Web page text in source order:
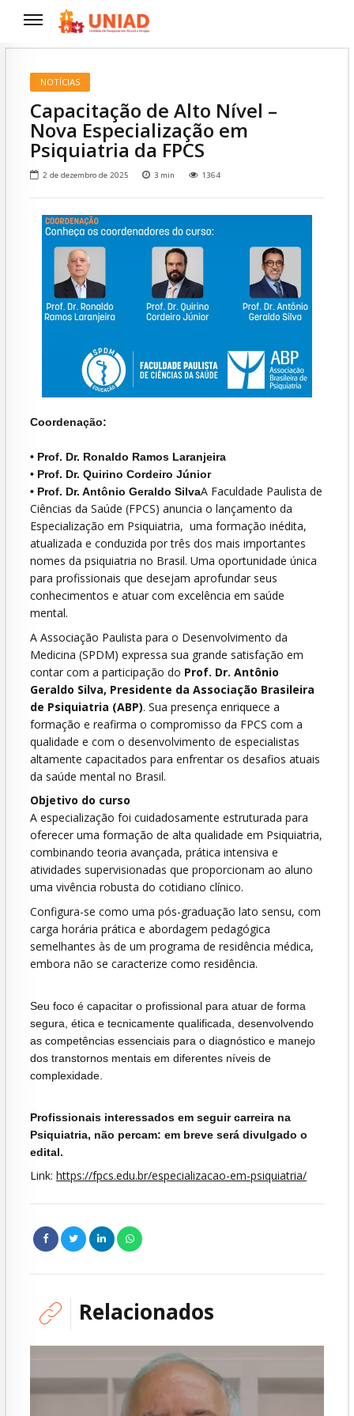
NOTÍCIAS
Capacitação de Alto Nível –
Nova Especialização em
Psiquiatria da FPCS
2 de dezembro de 2025 3 min 1364
Coordenação:
• Prof. Dr. Ronaldo Ramos Laranjeira
• Prof. Dr. Quirino Cordeiro Júnior
• Prof. Dr. Antônio Geraldo SilvaA Faculdade Paulista de
Ciências da Saúde (FPCS) anuncia o lançamento da
Especialização em Psiquiatria, uma formação inédita,
atualizada e conduzida por três dos mais importantes
nomes da psiquiatria no Brasil. Uma oportunidade única
para profissionais que desejam aprofundar seus
conhecimentos e atuar com excelência em saúde
mental.
A Associação Paulista para o Desenvolvimento da
Medicina (SPDM) expressa sua grande satisfação em
contar com a participação do Prof. Dr. Antônio
Geraldo Silva, Presidente da Associação Brasileira
de Psiquiatria (ABP). Sua presença enriquece a
formação e reafirma o compromisso da FPCS com a
qualidade e com o desenvolvimento de especialistas
altamente capacitados para enfrentar os desafios atuais
da saúde mental no Brasil.
Objetivo do curso
A especialização foi cuidadosamente estruturada para
oferecer uma formação de alta qualidade em Psiquiatria,
combinando teoria avançada, prática intensiva e
atividades supervisionadas que proporcionam ao aluno
uma vivência robusta do cotidiano clínico.
Configura-se como uma pós-graduação lato sensu, com
carga horária prática e abordagem pedagógica
semelhantes às de um programa de residência médica,
embora não se caracterize como residência.
Seu foco é capacitar o profissional para atuar de forma
segura, ética e tecnicamente qualificada, desenvolvendo
as competências essenciais para o diagnóstico e manejo
dos transtornos mentais em diferentes níveis de
complexidade.
Profissionais interessados em seguir carreira na
Psiquiatria, não percam: em breve será divulgado o
edital.
Link: https://fpcs.edu.br/especializacao-em-psiquiatria/
Relacionados